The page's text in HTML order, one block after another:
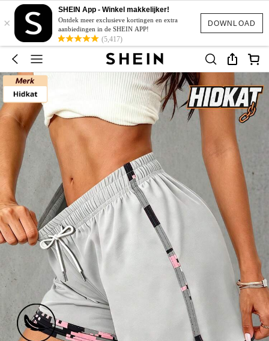
DOWNLOAD
×
SHEIN App - Winkel makkelijker!
Ontdek meer exclusieve kortingen en extra
aanbiedingen in de SHEIN APP!
(5,417)